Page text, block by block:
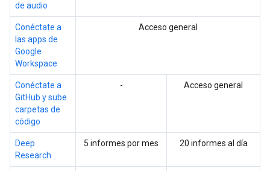
de audio
Conéctate a
las apps de
Google
Workspace
Acceso general
Conéctate a
GitHub y sube
carpetas de
código
- Acceso general
Deep
Research
5 informes por mes 20 informes al día